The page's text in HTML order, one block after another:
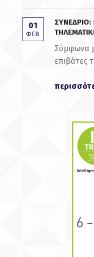
01
ΦΕΒ
Σύμφωνα
επιβάτες